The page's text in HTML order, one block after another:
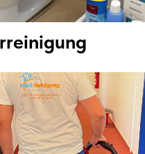
Effiziente & diskrete
Reinigung
– Sorgfältige
und professionelle
Ausführung, auch
außerhalb Ihrer
Ihren Anforderungen